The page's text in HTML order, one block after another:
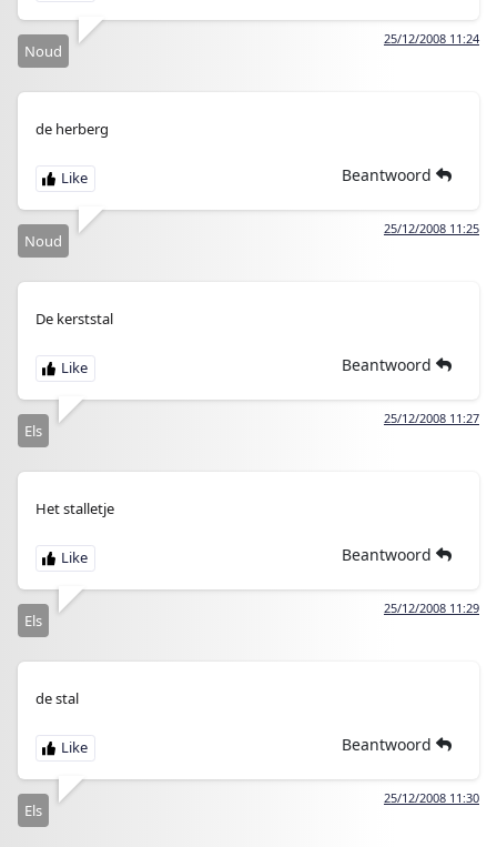
25/12/2008 11:24
Noud
de herberg
Beantwoord
25/12/2008 11:25
Noud
De kerststal
Beantwoord
25/12/2008 11:27
Els
Het stalletje
Beantwoord
25/12/2008 11:29
Els
de stal
Beantwoord
25/12/2008 11:30
Els